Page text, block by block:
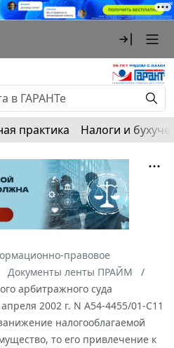
практика Налоги и
правовое
Документы ленты ПРАЙМ
арбитражного суда
2002 г. N А54-4455/01-С11
налогооблагаемой
то его привлечение к